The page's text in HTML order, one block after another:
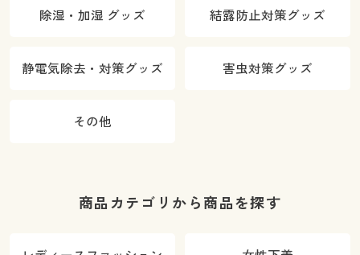
除湿・加湿 グッズ 結露防止対策グッズ
静電気除去・対策グッズ 害虫対策グッズ
その他
商品カテゴリから商品を探す